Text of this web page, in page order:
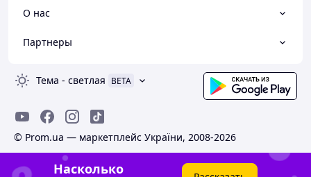
О нас
Партнеры
Тема - светлая BETA
© Prom.ua — маркетплейс України, 2008-2026
Насколько